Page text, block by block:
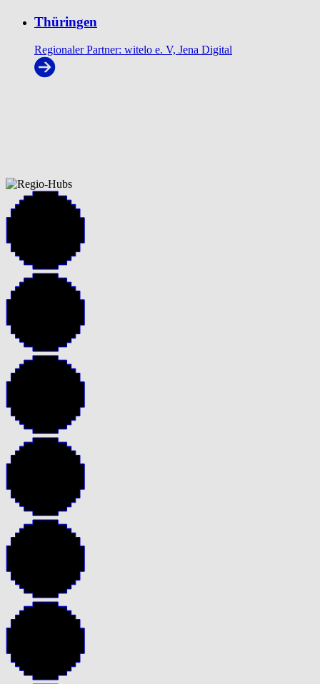
Thüringen
Regionaler Partner: witelo e. V, Jena Digital